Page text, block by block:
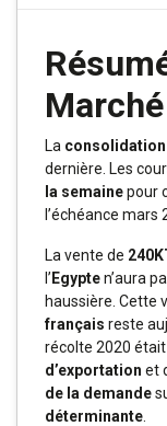
La
dernière. Les
la semainepour
l’échéance mars
La vente de
l’ Egypten’aura
haussière. Cette
français reste
récolte 2020
d’exportation et
de la demande
déterminante